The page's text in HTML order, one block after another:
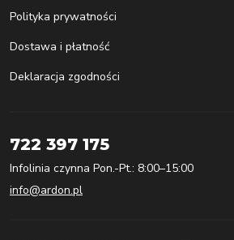
Polityka prywatności
Dostawa i płatność
Deklaracja zgodności
722 397 175
Infolinia czynna Pon.-Pt.: 8:00–15:00
info@ardon.pl